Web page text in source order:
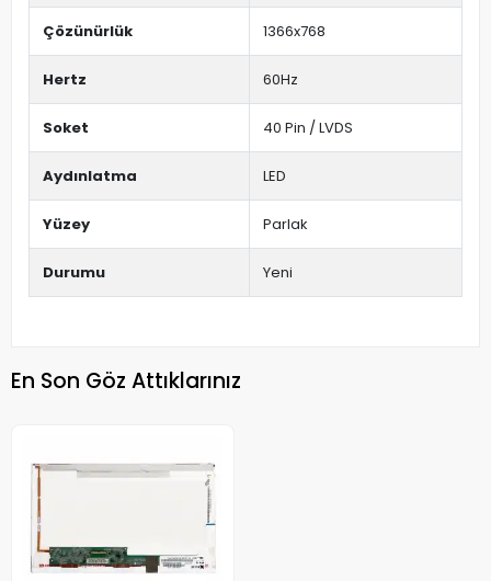
Çözünürlük 1366x768
Hertz 60Hz
Soket 40 Pin / LVDS
Aydınlatma LED
Yüzey Parlak
Durumu Yeni
En Son Göz Attıklarınız